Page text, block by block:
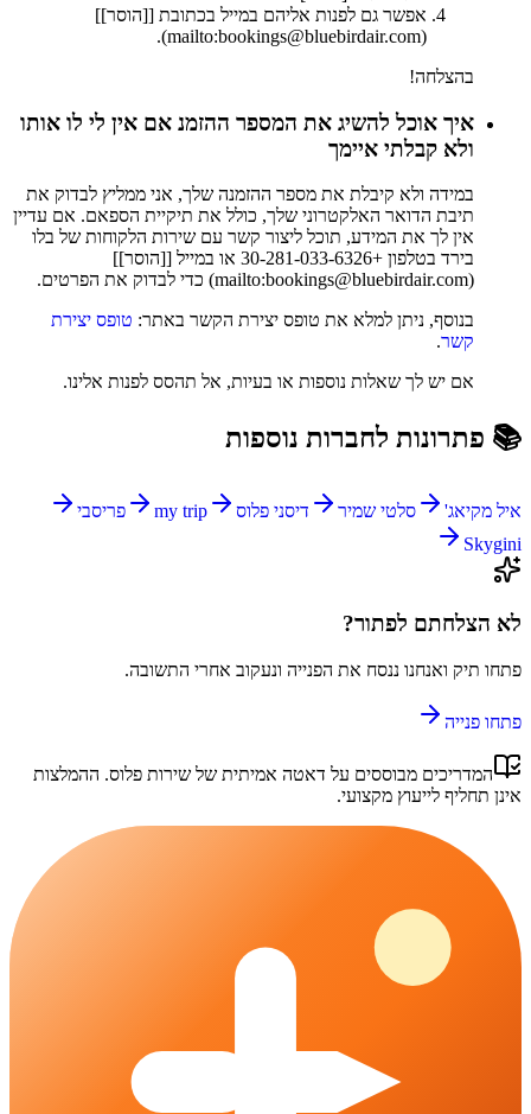
אפשר גם לפנות אליהם במייל בכתובת [[הוסר]]
(mailto:bookings@bluebirdair.com).
בהצלחה!
איך אוכל להשיג את המספר ההזמנ אם אין לי לו אותו
ולא קבלתי איימך
במידה ולא קיבלת את מספר ההזמנה שלך, אני ממליץ לבדוק את
תיבת הדואר האלקטרוני שלך, כולל את תיקיית הספאם. אם עדיין
אין לך את המידע, תוכל ליצור קשר עם שירות הלקוחות של בלו
בירד בטלפון +30-281-033-6326 או במייל [[הוסר]]
(mailto:bookings@bluebirdair.com) כדי לבדוק את הפרטים.
בנוסף, ניתן למלא את טופס יצירת הקשר באתר: טופס יצירת
קשר.
אם יש לך שאלות נוספות או בעיות, אל תהסס לפנות אלינו.
📚 פתרונות לחברות נוספות
איל מקיאג' סלטי שמיר דיסני פלוס my trip
פריסבי
Skygini
לא הצלחתם לפתור?
פתחו תיק ואנחנו ננסח את הפנייה ונעקוב אחרי התשובה.
פתחו פנייה
המדריכים מבוססים על דאטה אמיתית של שירות פלוס. ההמלצות
אינן תחליף לייעוץ מקצועי.